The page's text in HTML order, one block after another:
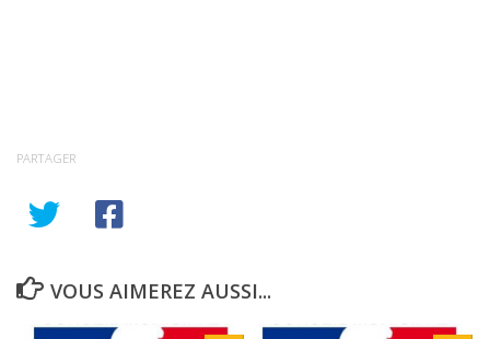
PARTAGER
VOUS AIMEREZ AUSSI...